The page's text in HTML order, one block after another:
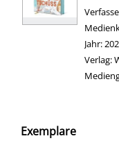
Jahr:
Verlag:
Exemplare